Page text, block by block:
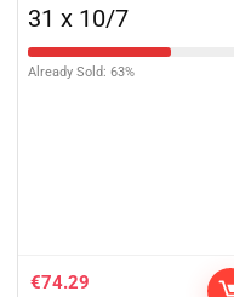
31 x 10/7
Already Sold: 63%
€74.29